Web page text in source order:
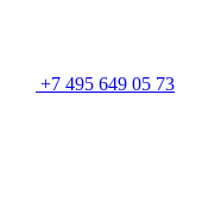
+7 495 649 05 73